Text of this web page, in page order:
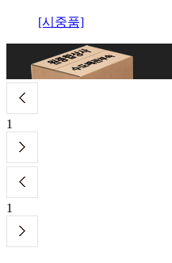
[시중품]
1
1